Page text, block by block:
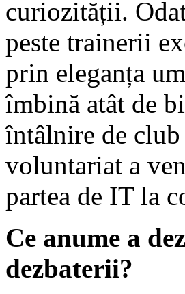
curiozității.
peste trainerii
prin eleganța
îmbină atât de
întâlnire de
voluntariat a
partea de IT la
Ce anume a
dezbaterii?